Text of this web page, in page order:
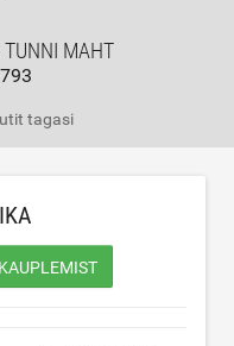
TUNNI MAHT
tagasi